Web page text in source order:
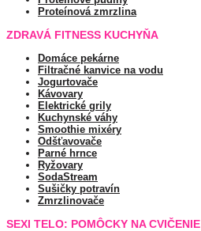
Proteínová zmrzlina
ZDRAVÁ FITNESS KUCHYŇA
Domáce pekárne
Filtračné kanvice na vodu
Jogurtovače
Kávovary
Elektrické grily
Kuchynské váhy
Smoothie mixéry
Odšťavovače
Parné hrnce
Ryžovary
SodaStream
Sušičky potravín
Zmrzlinovače
SEXI TELO: POMÔCKY NA CVIČENIE